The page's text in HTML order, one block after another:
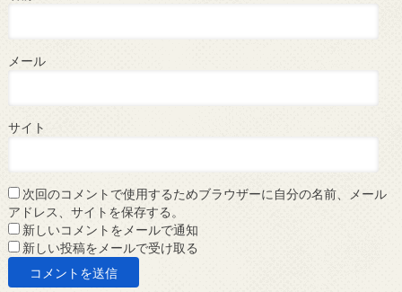
メール
サイト
次回のコメントで使用するためブラウザーに自分の名前、メール
アドレス、サイトを保存する。
新しいコメントをメールで通知
新しい投稿をメールで受け取る